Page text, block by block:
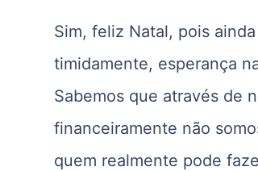
Sim, feliz Natal, pois
timidamente, esperança
Sabemos que através de
financeiramente não
quem realmente pode